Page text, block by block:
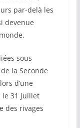
par-delà les
devenue
sous
la Seconde
d’une
le 31 juillet
des rivages